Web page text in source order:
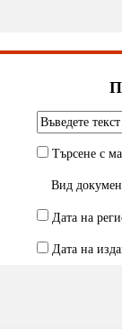
Търсене с
Вид
Дата на
Дата на